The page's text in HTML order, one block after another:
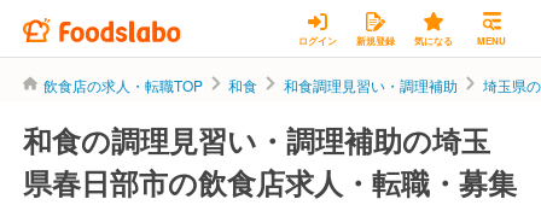
ログイン 新規登録 気になる MENU
飲食店の求人・転職TOP 和食 和食調理見習い・調理補助 埼玉県
和食の調理見習い・調理補助の埼玉
県春日部市の飲食店求人・転職・募集